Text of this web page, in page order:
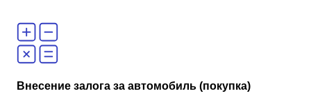
Внесение залога за автомобиль (покупка)